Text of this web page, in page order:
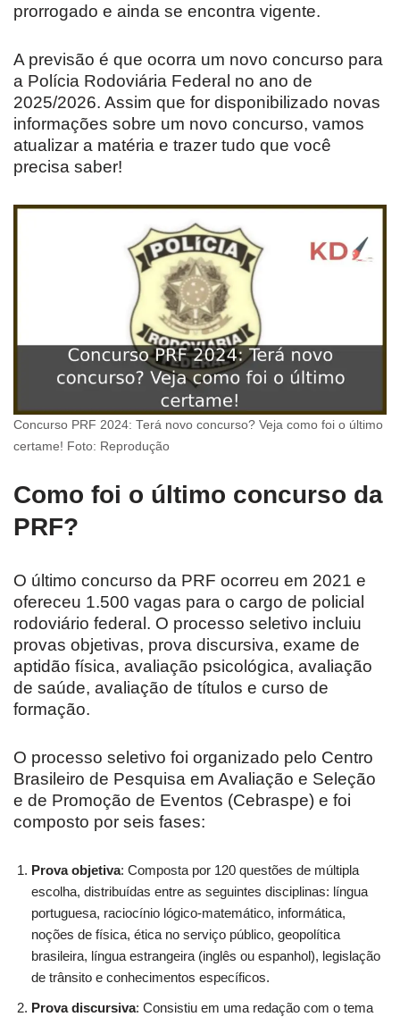
prorrogado e ainda se encontra vigente.
A previsão é que ocorra um novo concurso para
a Polícia Rodoviária Federal no ano de
2025/2026. Assim que for disponibilizado novas
informações sobre um novo concurso, vamos
atualizar a matéria e trazer tudo que você
precisa saber!
Concurso PRF 2024: Terá novo concurso? Veja como foi o último
certame! Foto: Reprodução
Como foi o último concurso da
PRF?
O último concurso da PRF ocorreu em 2021 e
ofereceu 1.500 vagas para o cargo de policial
rodoviário federal. O processo seletivo incluiu
provas objetivas, prova discursiva, exame de
aptidão física, avaliação psicológica, avaliação
de saúde, avaliação de títulos e curso de
formação.
O processo seletivo foi organizado pelo Centro
Brasileiro de Pesquisa em Avaliação e Seleção
e de Promoção de Eventos (Cebraspe) e foi
composto por seis fases:
Prova objetiva: Composta por 120 questões de múltipla
escolha, distribuídas entre as seguintes disciplinas: língua
portuguesa, raciocínio lógico-matemático, informática,
noções de física, ética no serviço público, geopolítica
brasileira, língua estrangeira (inglês ou espanhol), legislação
de trânsito e conhecimentos específicos.
Prova discursiva: Consistiu em uma redação com o tema